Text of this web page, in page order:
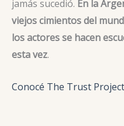
jamás sucedió. En la
viejos cimientos del
los actores se hacen
esta vez.
Conocé The Trust Project